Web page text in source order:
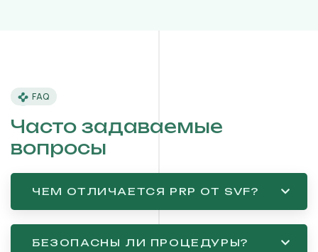
FAQ
Часто задаваемые
вопросы
ЧЕМ ОТЛИЧАЕТСЯ PRP ОТ SVF?
БЕЗОПАСНЫ ЛИ ПРОЦЕДУРЫ?